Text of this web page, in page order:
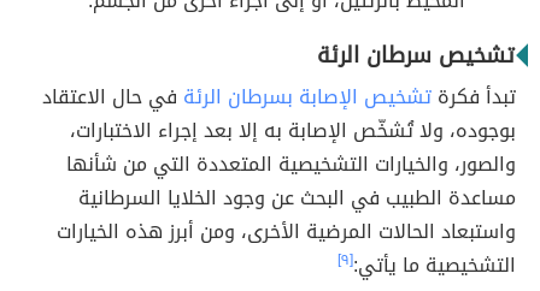
تشخيص سرطان الرئة
تبدأ فكرةتشخيص الإصابة بسرطان الرئة في حال الاعتقاد
بوجوده، ولا تُشخّص الإصابة به إلا بعد إجراء الاختبارات،
والصور، والخيارات التشخيصية المتعددة التي من شأنها
مساعدة الطبيب في البحث عن وجود الخلايا السرطانية
واستبعاد الحالات المرضية الأخرى، ومن أبرز هذه الخيارات
التشخيصية ما يأتي:[٩]